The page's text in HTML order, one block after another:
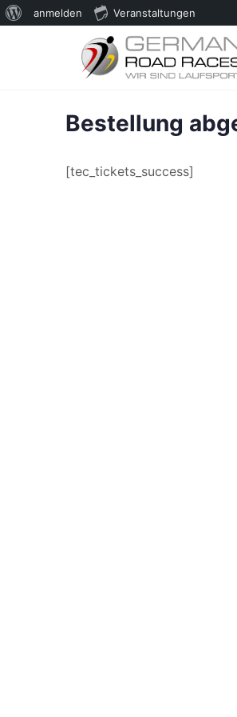
Über
anmelden Veranstaltungen
Bestellung
[tec_tickets_success]